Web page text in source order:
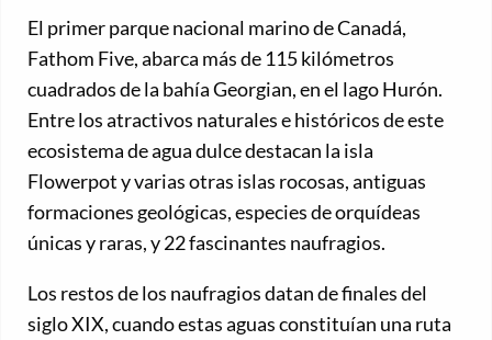
El primer parque nacional marino de Canadá,
Fathom Five, abarca más de 115 kilómetros
cuadrados de la bahía Georgian, en el lago Hurón.
Entre los atractivos naturales e históricos de este
ecosistema de agua dulce destacan la isla
Flowerpot y varias otras islas rocosas, antiguas
formaciones geológicas, especies de orquídeas
únicas y raras, y 22 fascinantes naufragios.
Los restos de los naufragios datan de finales del
siglo XIX, cuando estas aguas constituían una ruta